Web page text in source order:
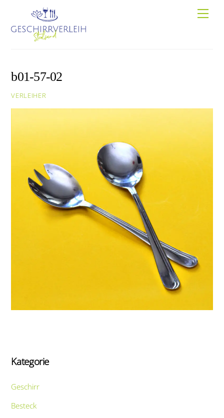
content
b01-57-02
VERLEIHER
Kategorie
Geschirr
Besteck